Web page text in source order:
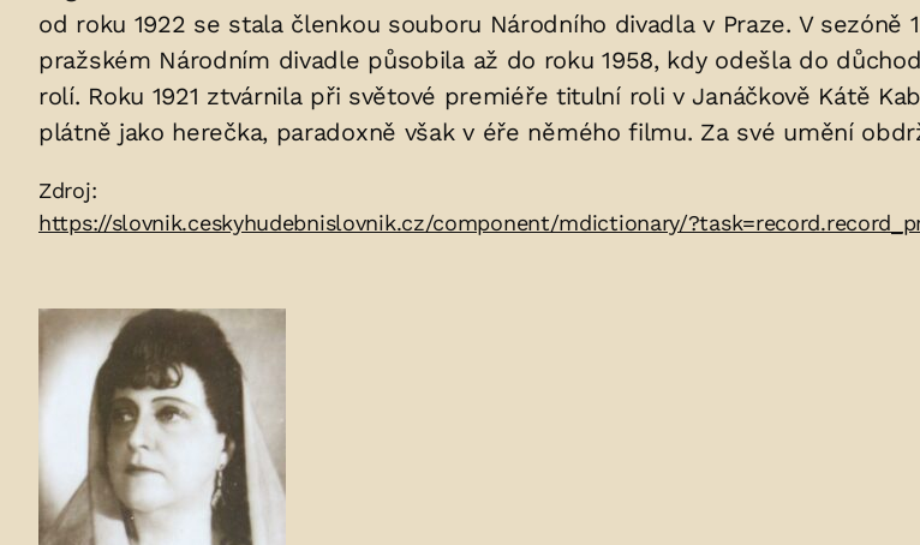
uložených
v
hrobu:
od roku 1922 se stala členkou souboru Národního divadla v Praze. V sezóně
pražském Národním divadle působila až do roku 1958, kdy odešla do
rolí. Roku 1921 ztvárnila při světové premiéře titulní roli v Janáčkově Kátě
plátně jako herečka, paradoxně však v éře němého filmu. Za své umění
Zdroje:
Zdroj:
https://slovnik.ceskyhudebnislovnik.cz/component/mdictionary/
Fotogalerie: